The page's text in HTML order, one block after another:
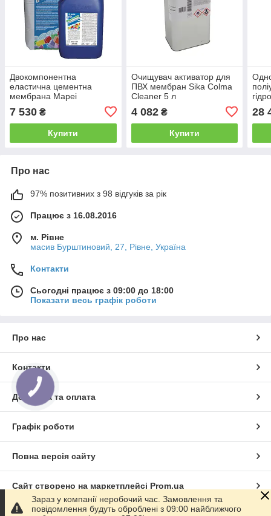
Двокомпонентна
еластична цементна
мембрана Mapei
Mapelastic Foundation A/B
32 кг
7 530 ₴
Купити
Очищувач активатор для
ПВХ мембран Sika Colma
Cleaner 5 л
4 082₴
Купити
кг
28
Про нас
97% позитивних з 98 відгуків за рік
Працює з 16.08.2016
м. Рівне
масив Бурштиновий, 27, Рівне, Україна
Контакти
Сьогодні працює з 09:00 до 18:00
Показати весь графік роботи
Про нас
Контакти
Доставка та оплата
Графік роботи
Повна версія сайту
Сайт створено на маркетплейсі Prom.ua
Зараз у компанії неробочий час. Замовлення та
повідомлення будуть оброблені з 09:00 найближчого
КНОПКА
ЗВ'ЯЗКУ